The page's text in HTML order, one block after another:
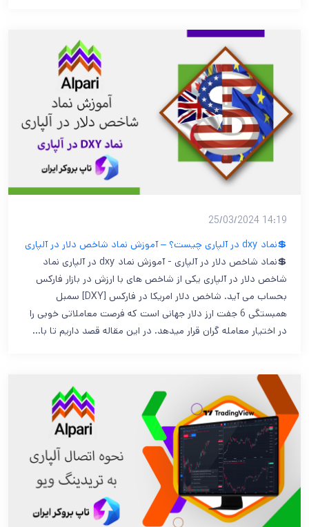
14:19 25/03/2024
💲نماد dxy در آلپاری چیست؟ – آموزش نماد شاخص دلار در آلپاری
💲نماد شاخص دلار در آلپاری - آموزش نماد dxy در آلپاری نماد
شاخص دلار در آلپاری یکی از شاخص های با ارزش در بازار فارکس
بحساب می آید. شاخص دلار امریکا در فارکس [DXY] سمبل
همبستگی 6 جفت ارز دلار جهانی است که فرصت معاملاتی خوبی را
در اختیار معامله گران قرار میدهد. در این مقاله قصد داریم تا با…